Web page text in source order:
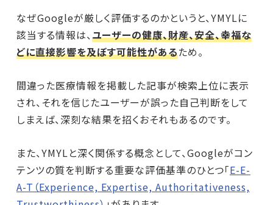
なぜGoogleが厳しく評価するのかというと、YMYLに
該当する情報は、ユーザーの健康、財産、安全、幸福な
どに直接影響を及ぼす可能性があるため。
間違った医療情報を掲載した記事が検索上位に表示
され、それを信じたユーザーが誤った自己判断をして
しまえば、深刻な結果を招くおそれもあるのです。
また、YMYLと深く関係する概念として、Googleがコン
テンツの質を判断する重要な評価基準のひとつ「E-E-
A-T（Experience, Expertise, Authoritativeness,